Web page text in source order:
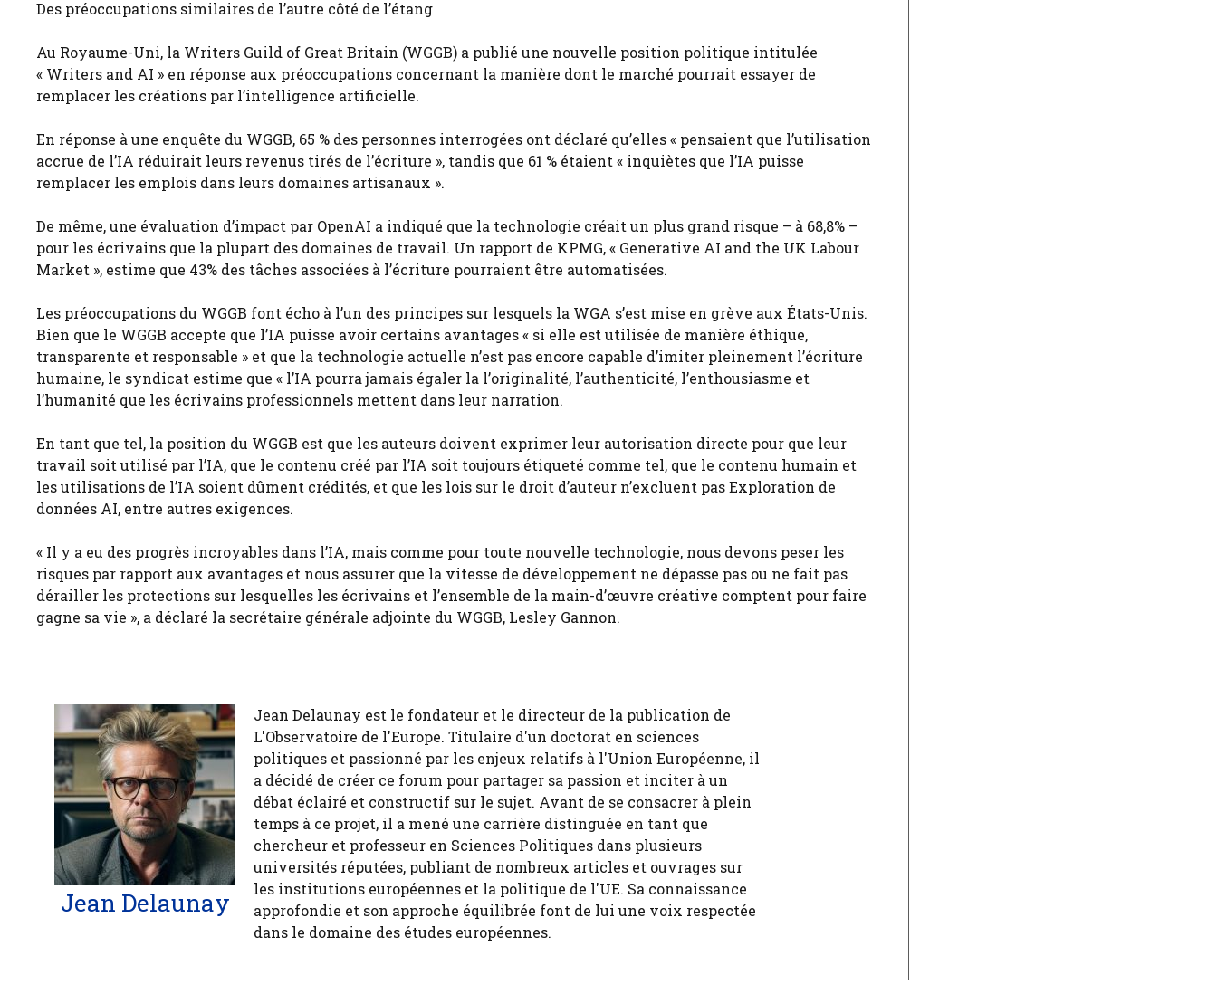
Des préoccupations similaires de l’autre côté de l’étang
Au Royaume-Uni, la Writers Guild of Great Britain (WGGB) a publié une nouvelle position politique intitulée
« Writers and AI » en réponse aux préoccupations concernant la manière dont le marché pourrait essayer de
remplacer les créations par l’intelligence artificielle.
En réponse à une enquête du WGGB, 65 % des personnes interrogées ont déclaré qu’elles « pensaient que l’utilisation
accrue de l’IA réduirait leurs revenus tirés de l’écriture », tandis que 61 % étaient « inquiètes que l’IA puisse
remplacer les emplois dans leurs domaines artisanaux ».
De même, une évaluation d’impact par OpenAI a indiqué que la technologie créait un plus grand risque – à 68,8% –
pour les écrivains que la plupart des domaines de travail. Un rapport de KPMG, « Generative AI and the UK Labour
Market », estime que 43% des tâches associées à l’écriture pourraient être automatisées.
Les préoccupations du WGGB font écho à l’un des principes sur lesquels la WGA s’est mise en grève aux États-Unis.
Bien que le WGGB accepte que l’IA puisse avoir certains avantages « si elle est utilisée de manière éthique,
transparente et responsable » et que la technologie actuelle n’est pas encore capable d’imiter pleinement l’écriture
humaine, le syndicat estime que « l’IA pourra jamais égaler la l’originalité, l’authenticité, l’enthousiasme et
l’humanité que les écrivains professionnels mettent dans leur narration.
En tant que tel, la position du WGGB est que les auteurs doivent exprimer leur autorisation directe pour que leur
travail soit utilisé par l’IA, que le contenu créé par l’IA soit toujours étiqueté comme tel, que le contenu humain et
les utilisations de l’IA soient dûment crédités, et que les lois sur le droit d’auteur n’excluent pas Exploration de
données AI, entre autres exigences.
« Il y a eu des progrès incroyables dans l’IA, mais comme pour toute nouvelle technologie, nous devons peser les
risques par rapport aux avantages et nous assurer que la vitesse de développement ne dépasse pas ou ne fait pas
dérailler les protections sur lesquelles les écrivains et l’ensemble de la main-d’œuvre créative comptent pour faire
gagne sa vie », a déclaré la secrétaire générale adjointe du WGGB, Lesley Gannon.
Jean Delaunay
Jean Delaunay est le fondateur et le directeur de la publication de
L'Observatoire de l'Europe. Titulaire d'un doctorat en sciences
politiques et passionné par les enjeux relatifs à l'Union Européenne, il
a décidé de créer ce forum pour partager sa passion et inciter à un
débat éclairé et constructif sur le sujet. Avant de se consacrer à plein
temps à ce projet, il a mené une carrière distinguée en tant que
chercheur et professeur en Sciences Politiques dans plusieurs
universités réputées, publiant de nombreux articles et ouvrages sur
les institutions européennes et la politique de l'UE. Sa connaissance
approfondie et son approche équilibrée font de lui une voix respectée
dans le domaine des études européennes.